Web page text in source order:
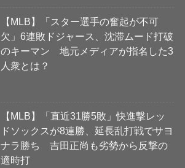
【MLB】「スター選手の奮起が不可
欠」6連敗ドジャース、沈滞ムード打破
のキーマン 地元メディアが指名した3
人衆とは？
【MLB】「直近31勝5敗」快進撃レッ
ドソックスが8連勝、延長乱打戦でサヨ
ナラ勝ち 吉田正尚も劣勢から反撃の
適時打